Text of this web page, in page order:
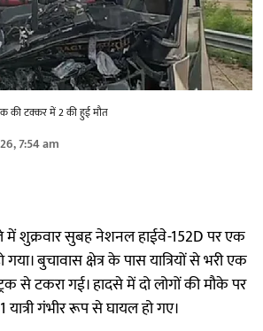
की टक्कर में 2 की हुई मौत
7:54 am
में शुक्रवार सुबह नेशनल हाईवे-152D पर एक
बुचावास क्षेत्र के पास यात्रियों से भरी एक
से टकरा गई। हादसे में दो लोगों की मौके पर
यात्री गंभीर रूप से घायल हो गए।